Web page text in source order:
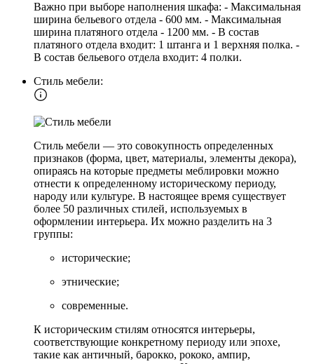
Важно при выборе наполнения шкафа: - Максимальная
ширина бельевого отдела - 600 мм. - Максимальная
ширина платяного отдела - 1200 мм. - В состав
платяного отдела входит: 1 штанга и 1 верхняя полка. -
В состав бельевого отдела входит: 4 полки.
Стиль мебели:
Стиль мебели — это совокупность определенных
признаков (форма, цвет, материалы, элементы декора),
опираясь на которые предметы меблировки можно
отнести к определенному историческому периоду,
народу или культуре. В настоящее время существует
более 50 различных стилей, используемых в
оформлении интерьера. Их можно разделить на 3
группы:
исторические;
этнические;
современные.
К историческим стилям относятся интерьеры,
соответствующие конкретному периоду или эпохе,
такие как античный, барокко, рококо, ампир,